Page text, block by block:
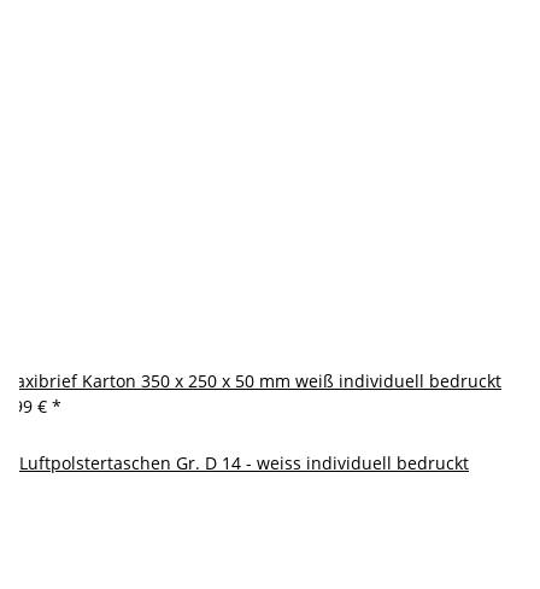
Maxibrief Karton 350 x 250 x 50 mm weiß individuell bedruckt
2,99 € *